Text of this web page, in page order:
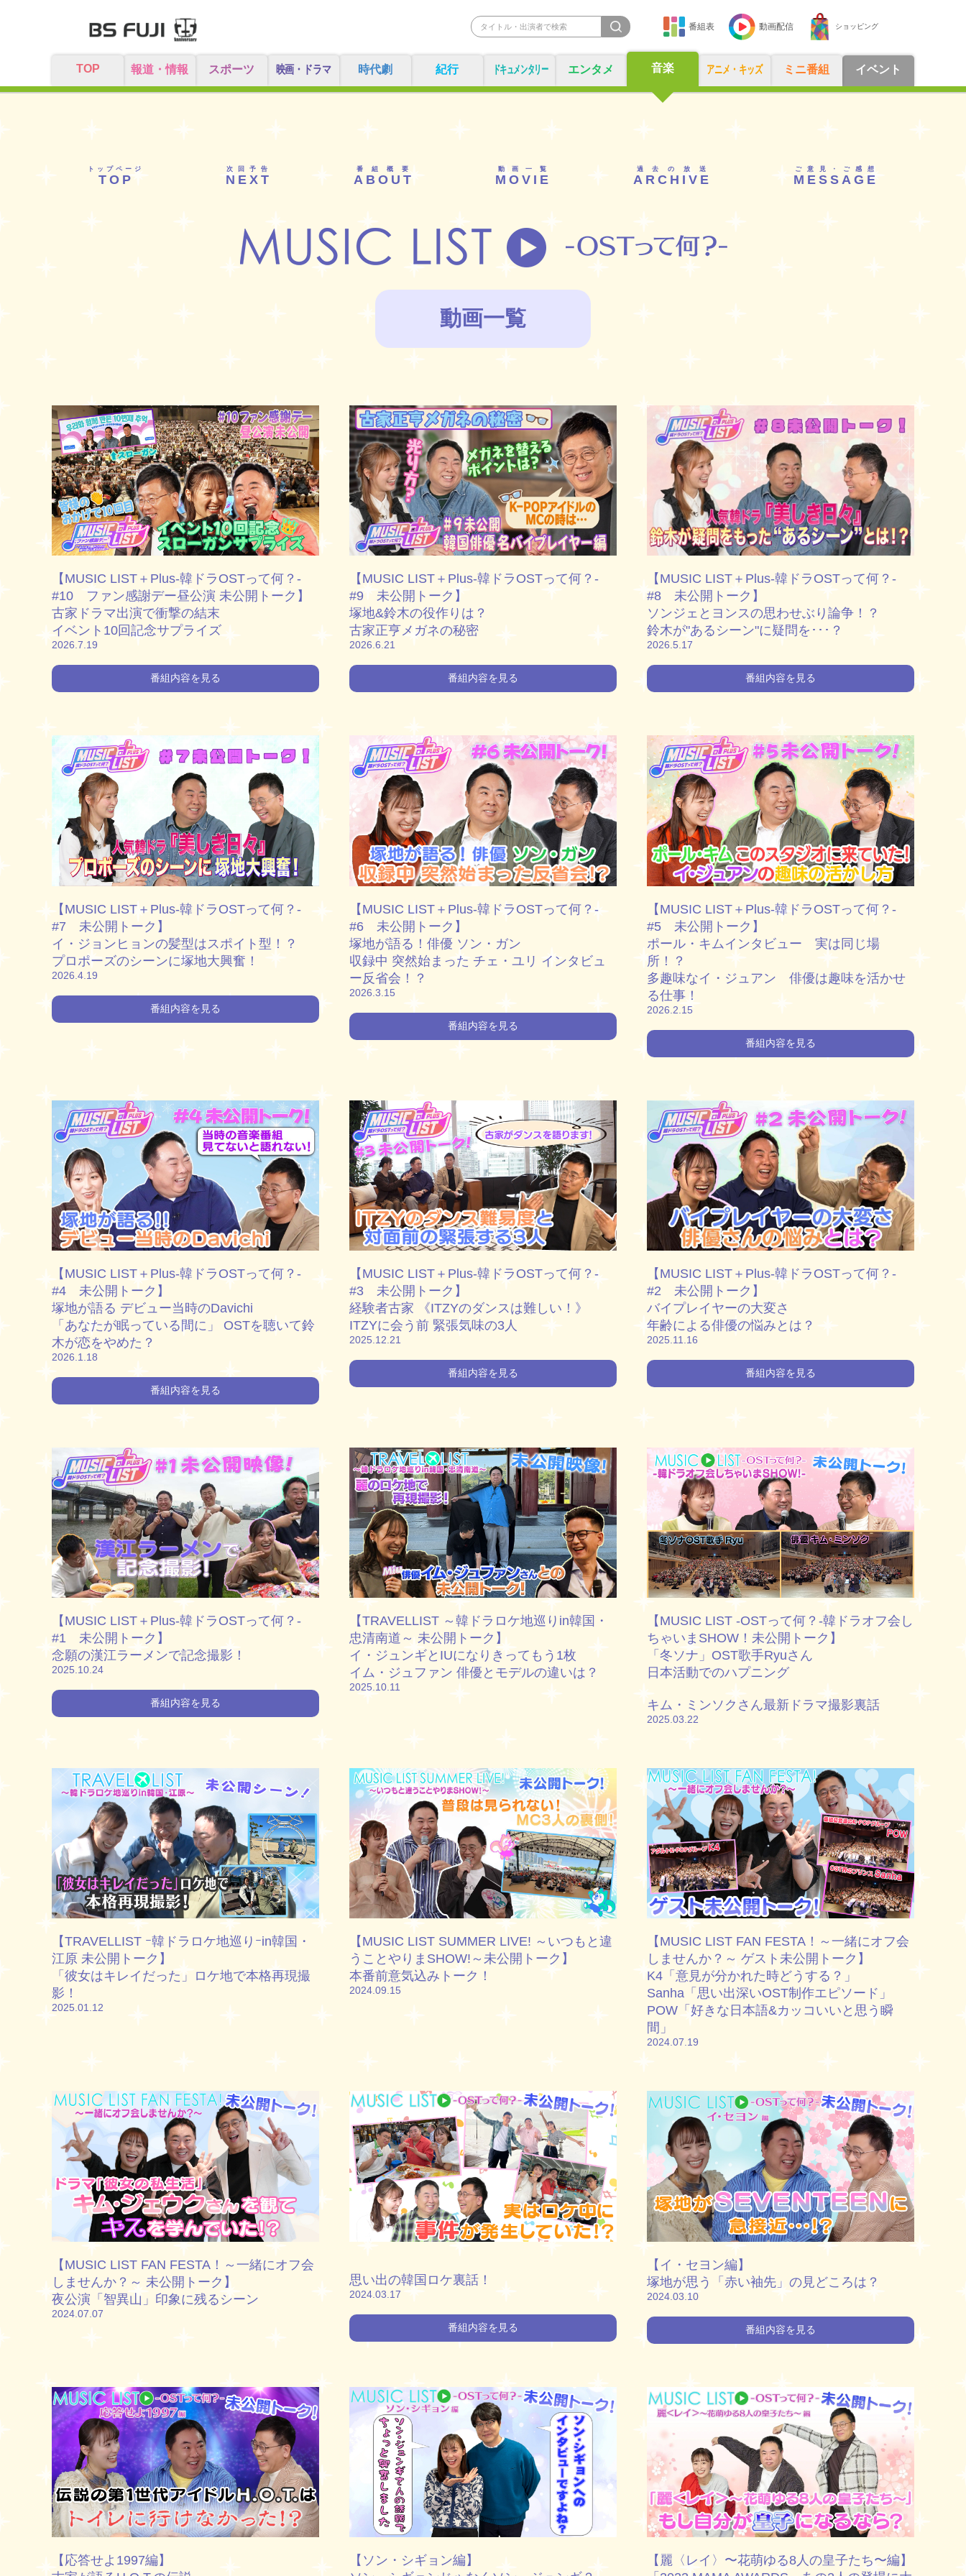
番組表 動画配信 ショッピング
TOP 報道・情報 スポーツ 映画・ドラマ 時代劇 紀行 ドキュメンタリー エンタメ 音楽 アニメ・キッズ ミニ番組 イベント
TOP
トップページ
NEXT
次回予告
ABOUT
番組概要
MOVIE
動画一覧
ARCHIVE
過去の放送
MESSAGE
ご意見・ご感想
動画一覧
【MUSIC LIST＋Plus-韓ドラOSTって何？-
#10 ファン感謝デー昼公演 未公開トーク】
古家ドラマ出演で衝撃の結末
イベント10回記念サプライズ
2026.7.19
番組内容を見る
【MUSIC LIST＋Plus-韓ドラOSTって何？-
#9 未公開トーク】
塚地&鈴木の役作りは？
古家正亨メガネの秘密
2026.6.21
番組内容を見る
【MUSIC LIST＋Plus-韓ドラOSTって何？-
#8 未公開トーク】
ソンジェとヨンスの思わせぶり論争！？
鈴木が"あるシーン"に疑問を･･･？
2026.5.17
番組内容を見る
【MUSIC LIST＋Plus-韓ドラOSTって何？-
#7 未公開トーク】
イ・ジョンヒョンの髪型はスポイト型！？
プロポーズのシーンに塚地大興奮！
2026.4.19
番組内容を見る
【MUSIC LIST＋Plus-韓ドラOSTって何？-
#6 未公開トーク】
塚地が語る！俳優 ソン・ガン
収録中 突然始まった チェ・ユリ インタビュ
ー反省会！？
2026.3.15
番組内容を見る
【MUSIC LIST＋Plus-韓ドラOSTって何？-
#5 未公開トーク】
ポール・キムインタビュー 実は同じ場
所！？
多趣味なイ・ジュアン 俳優は趣味を活かせ
る仕事！
2026.2.15
番組内容を見る
【MUSIC LIST＋Plus-韓ドラOSTって何？-
#4 未公開トーク】
塚地が語る デビュー当時のDavichi
「あなたが眠っている間に」 OSTを聴いて鈴
木が恋をやめた？
2026.1.18
番組内容を見る
【MUSIC LIST＋Plus-韓ドラOSTって何？-
#3 未公開トーク】
経験者古家 《ITZYのダンスは難しい！》
ITZYに会う前 緊張気味の3人
2025.12.21
番組内容を見る
【MUSIC LIST＋Plus-韓ドラOSTって何？-
#2 未公開トーク】
バイプレイヤーの大変さ
年齢による俳優の悩みとは？
2025.11.16
番組内容を見る
【MUSIC LIST＋Plus-韓ドラOSTって何？-
#1 未公開トーク】
念願の漢江ラーメンで記念撮影！
2025.10.24
番組内容を見る
【TRAVELLIST ～韓ドラロケ地巡りin韓国・
忠清南道～ 未公開トーク】
イ・ジュンギとIUになりきってもう1枚
イム・ジュファン 俳優とモデルの違いは？
2025.10.11
【MUSIC LIST -OSTって何？-韓ドラオフ会し
ちゃいまSHOW！未公開トーク】
「冬ソナ」OST歌手Ryuさん
日本活動でのハプニング
キム・ミンソクさん最新ドラマ撮影裏話
2025.03.22
【TRAVELLIST ｰ韓ドラロケ地巡りｰin韓国・
江原 未公開トーク】
「彼女はキレイだった」ロケ地で本格再現撮
影！
2025.01.12
【MUSIC LIST SUMMER LIVE! ～いつもと違
うことやりまSHOW!～未公開トーク】
本番前意気込みトーク！
2024.09.15
【MUSIC LIST FAN FESTA！～一緒にオフ会
しませんか？～ ゲスト未公開トーク】
K4「意見が分かれた時どうする？」
Sanha「思い出深いOST制作エピソード」
POW「好きな日本語&カッコいいと思う瞬
間」
2024.07.19
【MUSIC LIST FAN FESTA！～一緒にオフ会
しませんか？～ 未公開トーク】
夜公演「智異山」印象に残るシーン
2024.07.07
思い出の韓国ロケ裏話！
2024.03.17
番組内容を見る
【イ・セヨン編】
塚地が思う「赤い袖先」の見どころは？
2024.03.10
番組内容を見る
【応答せよ1997編】
【ソン・シギョン編】
【麗〈レイ〉〜花萌ゆる8人の皇子たち〜編】